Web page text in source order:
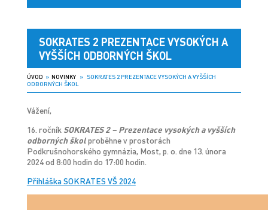
SOKRATES 2 PREZENTACE VYSOKÝCH A
VYŠŠÍCH ODBORNÝCH ŠKOL
ÚVOD » NOVINKY» SOKRATES 2 PREZENTACE VYSOKÝCH A VYŠŠÍCH
ODBORNÝCH ŠKOL
Vážení,
16. ročník SOKRATES 2 – Prezentace vysokých a vyšších
odborných školproběhne v prostorách
Podkrušnohorského gymnázia, Most, p. o. dne 13. února
2024 od 8:00 hodin do 17:00 hodin.
Přihláška SOKRATES VŠ 2024